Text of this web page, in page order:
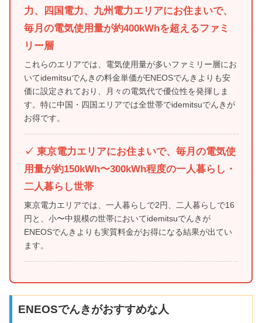
力、四国電力、九州電力エリアにお住まいで、
毎月の電気使用量が約400kWhを超えるファミ
リー層
これらのエリアでは、電気使用量が多いファミリー層にお
いてidemitsuでんきの料金単価がENEOSでんきよりも安
価に設定されており、月々の電気代で優位性を発揮しま
す。特に中国・四国エリアでは全世帯でidemitsuでんきが
お得です。
✓ 東京電力エリアにお住まいで、毎月の電気使
用量が約150kWh〜300kWh程度の一人暮らし・
二人暮らし世帯
東京電力エリアでは、一人暮らしで2円、二人暮らしで16
円と、小〜中規模の世帯においてidemitsuでんきが
ENEOSでんきよりも実質料金がお得になる結果が出てい
ます。
ENEOSでんきがおすすめな人